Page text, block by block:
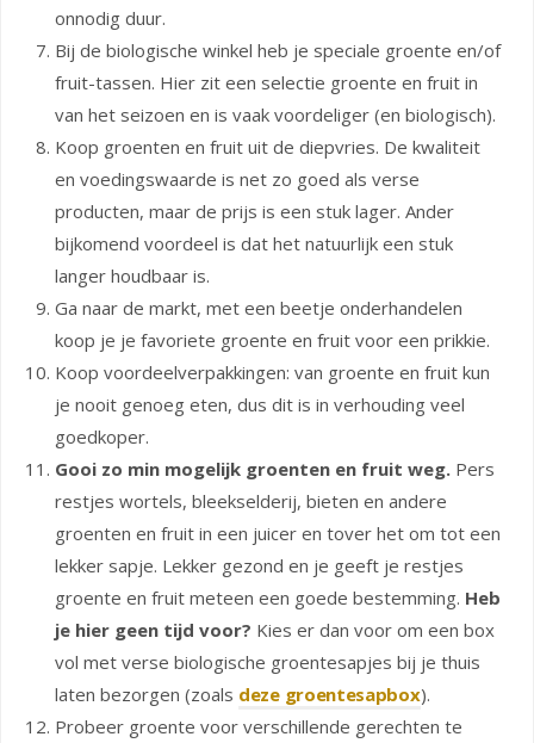
onnodig duur.
Bij de biologische winkel heb je speciale groente en/of
fruit-tassen. Hier zit een selectie groente en fruit in
van het seizoen en is vaak voordeliger (en biologisch).
Koop groenten en fruit uit de diepvries. De kwaliteit
en voedingswaarde is net zo goed als verse
producten, maar de prijs is een stuk lager. Ander
bijkomend voordeel is dat het natuurlijk een stuk
langer houdbaar is.
Ga naar de markt, met een beetje onderhandelen
koop je je favoriete groente en fruit voor een prikkie.
Koop voordeelverpakkingen: van groente en fruit kun
je nooit genoeg eten, dus dit is in verhouding veel
goedkoper.
Gooi zo min mogelijk groenten en fruit weg. Pers
restjes wortels, bleekselderij, bieten en andere
groenten en fruit in een juicer en tover het om tot een
lekker sapje. Lekker gezond en je geeft je restjes
groente en fruit meteen een goede bestemming. Heb
je hier geen tijd voor? Kies er dan voor om een box
vol met verse biologische groentesapjes bij je thuis
laten bezorgen (zoals deze groentesapbox).
Probeer groente voor verschillende gerechten te